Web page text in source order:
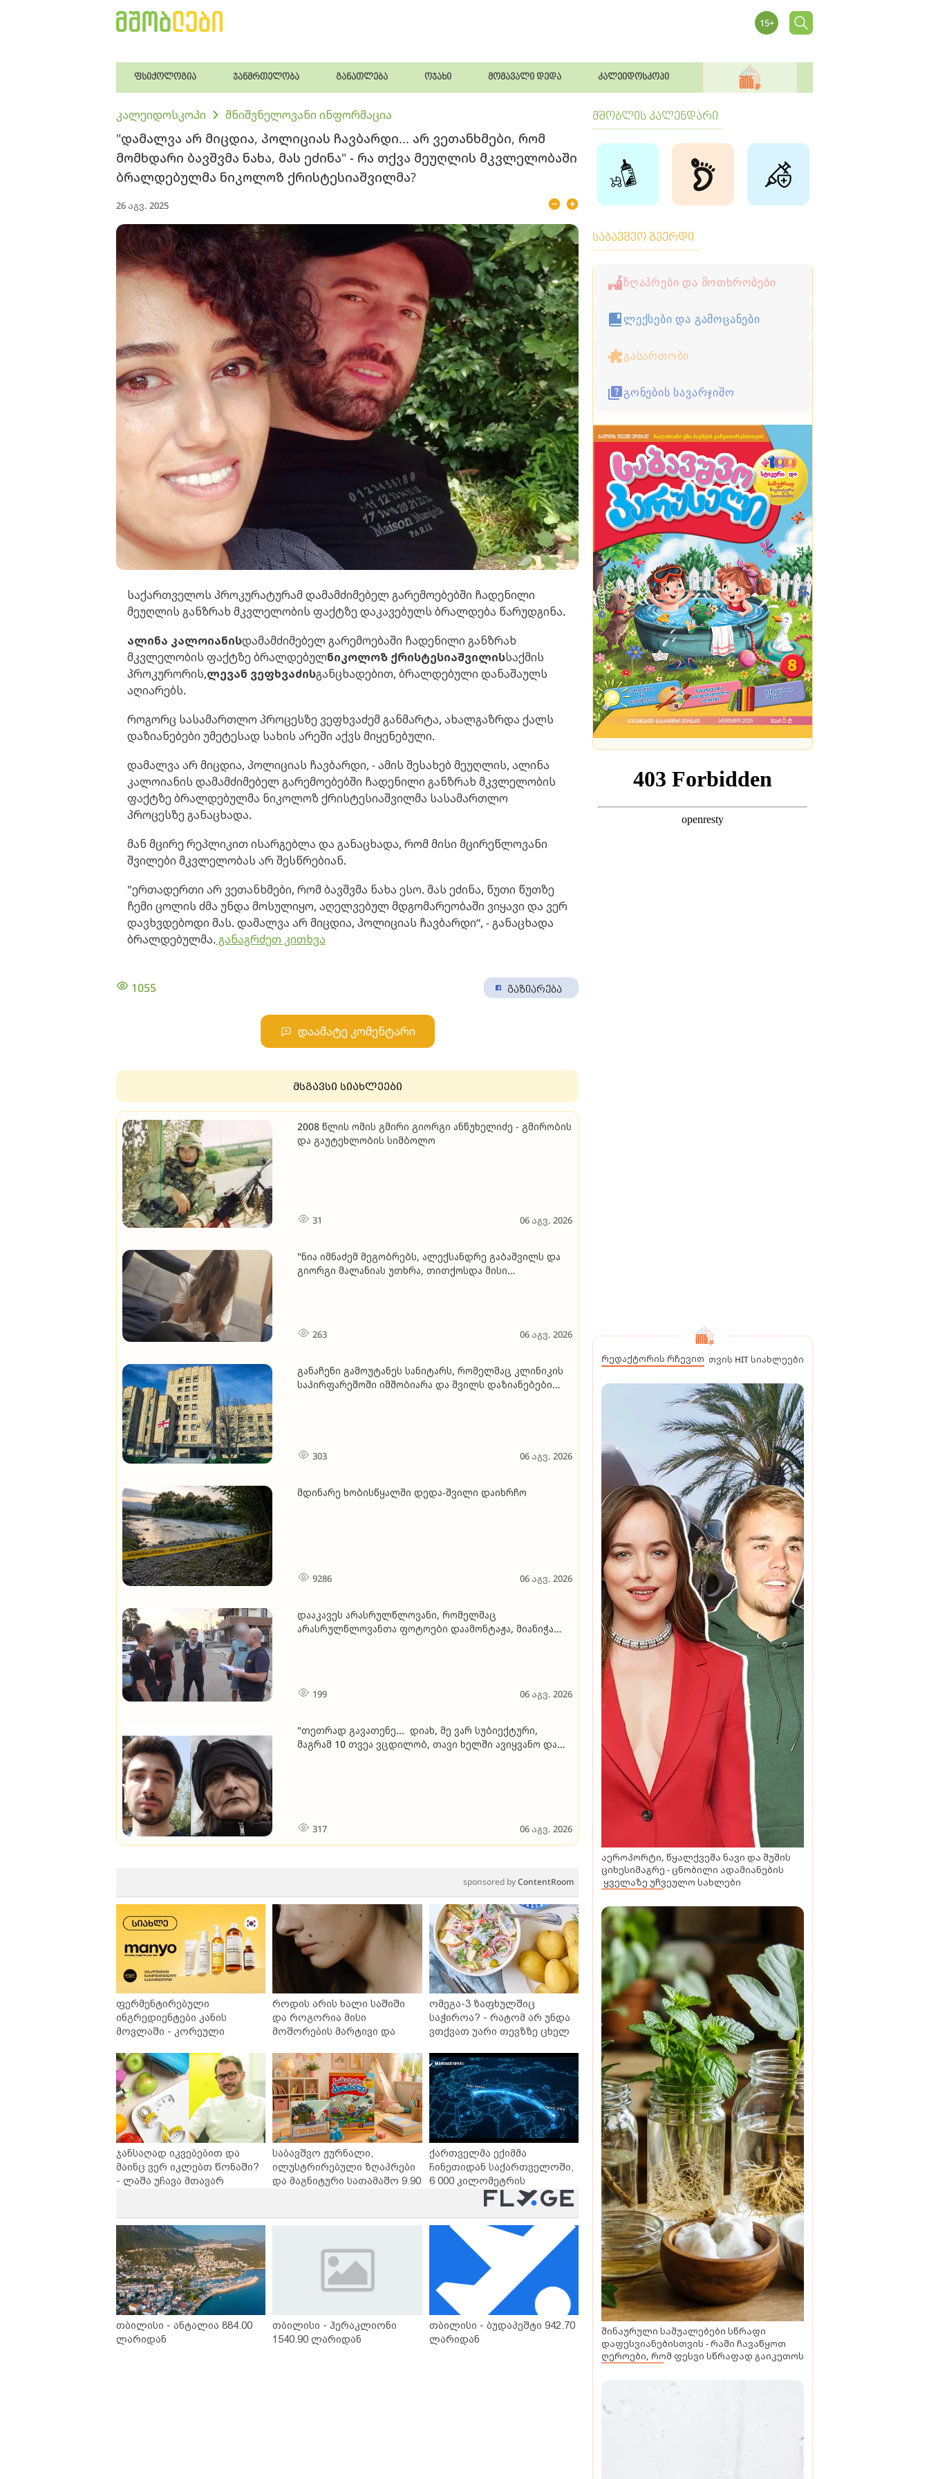
ფსიქოლოგია ჯანმრთელობა განათლება ოჯახი მომავალი დედა კალეიდოსკოპი
კალეიდოსკოპი მნიშვნელოვანი ინფორმაცია
"დამალვა არ მიცდია, პოლიციას ჩავბარდი... არ ვეთანხმები, რომ
მომხდარი ბავშვმა ნახა, მას ეძინა" - რა თქვა მეუღლის მკვლელობაში
ბრალდებულმა ნიკოლოზ ქრისტესიაშვილმა?
26 აგვ. 2025
საქართველოს პროკურატურამ დამამძიმებელ გარემოებებში ჩადენილი
მეუღლის განზრახ მკვლელობის ფაქტზე დაკავებულს ბრალდება წარუდგინა.
ალინა კალოიანისდამამძიმებელ გარემოებაში ჩადენილი განზრახ
მკვლელობის ფაქტზე ბრალდებულნიკოლოზ ქრისტესიაშვილისსაქმის
პროკურორის,ლევან ვეფხვაძისგანცხადებით, ბრალდებული დანაშაულს
აღიარებს.
როგორც სასამართლო პროცესზე ვეფხვაძემ განმარტა, ახალგაზრდა ქალს
დაზიანებები უმეტესად სახის არეში აქვს მიყენებული.
დამალვა არ მიცდია, პოლიციას ჩავბარდი, - ამის შესახებ მეუღლის, ალინა
კალოიანის დამამძიმებელ გარემოებებში ჩადენილი განზრახ მკვლელობის
ფაქტზე ბრალდებულმა ნიკოლოზ ქრისტესიაშვილმა სასამართლო
პროცესზე განაცხადა.
მან მცირე რეპლიკით ისარგებლა და განაცხადა, რომ მისი მცირეწლოვანი
შვილები მკვლელობას არ შესწრებიან.
"ერთადერთი არ ვეთანხმები, რომ ბავშვმა ნახა ესო. მას ეძინა, წუთი წუთზე
ჩემი ცოლის ძმა უნდა მოსულიყო, აღელვებულ მდგომარეობაში ვიყავი და ვერ
დავხვდებოდი მას. დამალვა არ მიცდია, პოლიციას ჩავბარდი“, - განაცხადა
ბრალდებულმა.განაგრძეთ კითხვა
1055 გაზიარება
დაამატე კომენტარი
მსგავსი სიახლეები
2008 წლის ომის გმირი გი­ორ­გი ან­წუ­ხე­ლი­ძე - გმი­რო­ბის
და გა­უ­ტეხ­ლო­ბის სიმ­ბო­ლო
31 06 აგვ. 2026
"ნია იმნაძემ მეგობრებს, ალექსანდრე გაბაშვილს და
გიორგი მალანიას უთხრა, თითქოსდა მისი
263 06 აგვ. 2026
განაჩენი გამოუტანეს სანიტარს, რომელმაც კლინიკის
საპირფარეშოში იმშობიარა და შვილს დაზიანებები
303 06 აგვ. 2026
მდი­ნა­რე ხო­ბის­წყალ­ში დედა-შვი­ლი და­იხ­რჩო
9286 06 აგვ. 2026
დააკავეს არასრულწლოვანი, რომელმაც
არასრულწლოვანთა ფოტოები დაამონტაჟა, მიანიჭა
199 06 აგვ. 2026
"თეთრად გავათენე... დიახ, მე ვარ სუბიექტური,
მაგრამ 10 თვეა ვცდილობ, თავი ხელში ავიყვანო და
317 06 აგვ. 2026
sponsored byContentRoom
ფერმენტირებული
ინგრედიენტები კანის
მოვლაში - კორეული
საქართველოშია
როდის არის ხალი საშიში
და როგორია მისი
მოშორების მარტივი და
ომეგა-3 ზაფხულშიც
საჭიროა? - რატომ არ უნდა
ვთქვათ უარი თევზზე ცხელ
ჯანსაღად იკვებებით და
მაინც ვერ იკლებთ წონაში?
- ლაშა უჩავა მთავარ
საბავშვო ჟურნალი,
ილუსტრირებული ზღაპრები
და მაგნიტური სათამაშო 9.90
სერია დაიწყო
ქართველმა ექიმმა
ჩინეთიდან საქართველოში,
6 000 კილომეტრის
დაშორებით,
ტელერობოტული ოპერაცია
ჩაატარა - ისტორია
დაწერილია
თბილისი - ანტალია 884.00
ლარიდან
თბილისი - ჰერაკლიონი
1540.90 ლარიდან
თბილისი - ბუდაპეშტი 942.70
ლარიდან
მშობლის კალენდარი
საბავშვო გვერდი
ზღაპრები და მოთხრობები
ლექსები და გამოცანები
გასართობი
გონების სავარჯიშო
რედაქტორის რჩევით თვის HIT სიახლეები
აეროპორტი, წყალქვეშა ნავი და შუშის
ციხესიმაგრე - ცნობილი ადამიანების
ყველაზე უჩვეულო სახლები
შინაურული საშუალებები სწრაფი
დაფესვიანებისთვის - რაში ჩავაწყოთ
ღეროები, რომ ფესვი სწრაფად გაიკეთოს